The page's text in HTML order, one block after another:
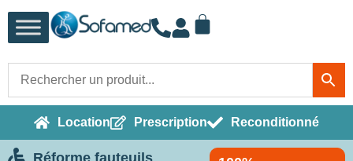
Location Prescription Reconditionné